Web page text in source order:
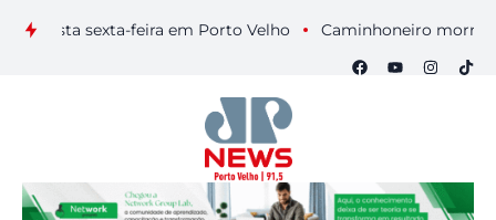
sexta-feira em Porto Velho Caminhoneiro morre após